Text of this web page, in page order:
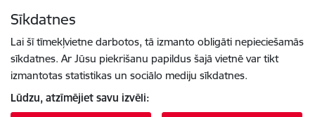
Sīkdatnes
Lai šī tīmekļvietne darbotos, tā izmanto obligāti nepieciešamās
sīkdatnes. Ar Jūsu piekrišanu papildus šajā vietnē var tikt
izmantotas statistikas un sociālo mediju sīkdatnes.
Lūdzu, atzīmējiet savu izvēli: